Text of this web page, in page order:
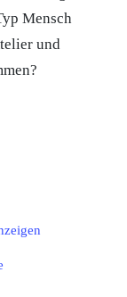
Mensch
und